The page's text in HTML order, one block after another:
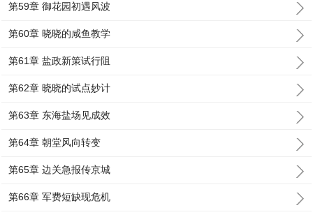
第59章 御花园初遇风波
第60章 晓晓的咸鱼教学
第61章 盐政新策试行阻
第62章 晓晓的试点妙计
第63章 东海盐场见成效
第64章 朝堂风向转变
第65章 边关急报传京城
第66章 军费短缺现危机